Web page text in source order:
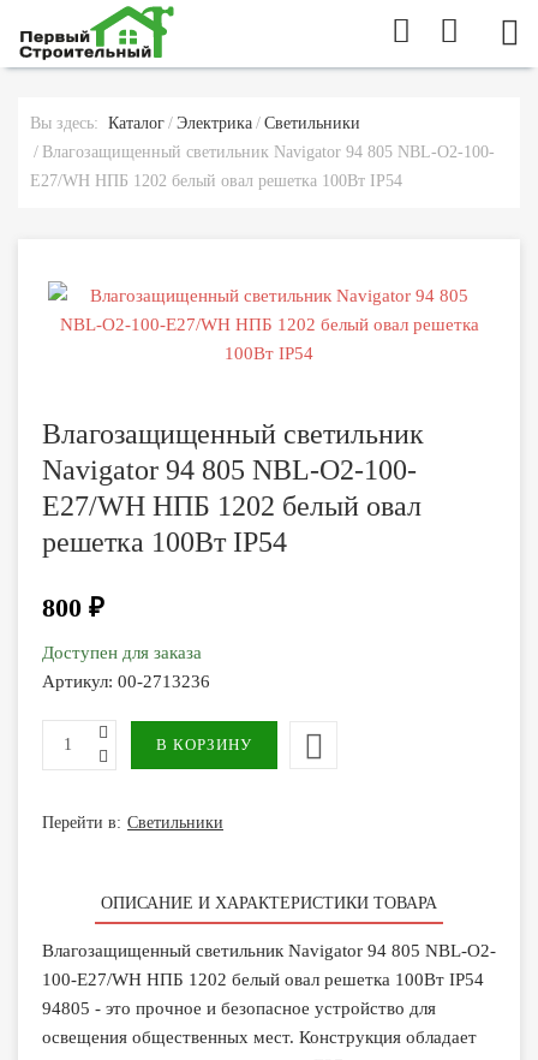
Вы здесь: Каталог Электрика
Светильники
Влагозащищенный светильник Navigator 94 805 NBL-O2-100-
E27/WH НПБ 1202 белый овал решетка 100Вт IP54
Влагозащищенный светильник
Navigator 94 805 NBL-O2-100-
E27/WH НПБ 1202 белый овал
решетка 100Вт IP54
800 ₽
Доступен для заказа
Артикул: 00-2713236
Перейти в: Светильники
ОПИСАНИЕ И ХАРАКТЕРИСТИКИ ТОВАРА
Влагозащищенный светильник Navigator 94 805 NBL-O2-
100-E27/WH НПБ 1202 белый овал решетка 100Вт IP54
94805 - это прочное и безопасное устройство для
освещения общественных мест. Конструкция обладает